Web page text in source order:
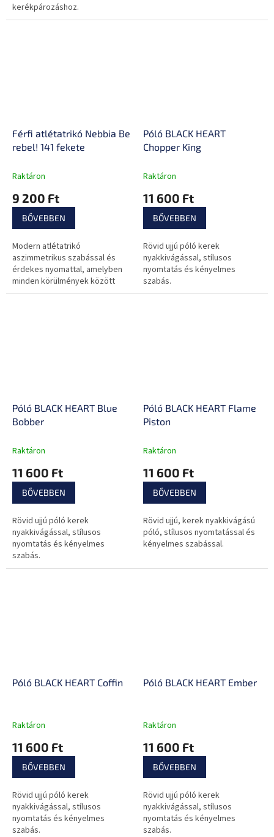
kerékpározáshoz.
Férfi atlétatrikó Nebbia Be
rebel! 141 fekete
Raktáron
9 200 Ft
BŐVEBBEN
Modern atlétatrikó
aszimmetrikus szabással és
érdekes nyomattal, amelyben
minden körülmények között
kellemesen fogod magad
Póló BLACK HEART
Chopper King
Raktáron
11 600 Ft
BŐVEBBEN
Rövid ujjú póló kerek
nyakkivágással, stílusos
nyomtatás és kényelmes
szabás.
Póló BLACK HEART Blue
Bobber
Raktáron
11 600 Ft
BŐVEBBEN
Rövid ujjú póló kerek
nyakkivágással, stílusos
nyomtatás és kényelmes
szabás.
Póló BLACK HEART Flame
Piston
Raktáron
11 600 Ft
BŐVEBBEN
Rövid ujjú, kerek nyakkivágású
póló, stílusos nyomtatással és
kényelmes szabással.
Póló BLACK HEART Coffin
Raktáron
11 600 Ft
BŐVEBBEN
Rövid ujjú póló kerek
nyakkivágással, stílusos
nyomtatás és kényelmes
szabás.
Póló BLACK HEART Ember
Raktáron
11 600 Ft
BŐVEBBEN
Rövid ujjú póló kerek
nyakkivágással, stílusos
nyomtatás és kényelmes
szabás.